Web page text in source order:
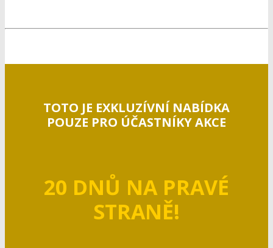
TOTO JE EXKLUZÍVNÍ NABÍDKA
POUZE PRO ÚČASTNÍKY AKCE
20 DNŮ NA PRAVÉ
STRANĚ!